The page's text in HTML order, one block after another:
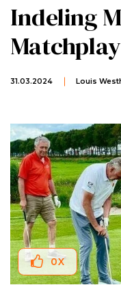
Indeling
Matchplay
31.03.2024 Louis
0X